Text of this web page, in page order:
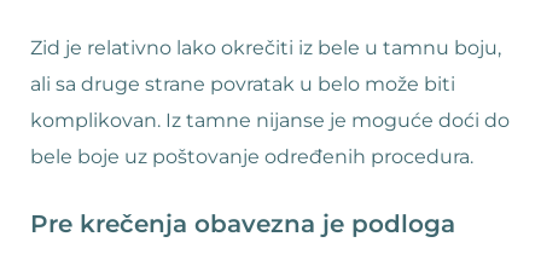
Zid je relativno lako okrečiti iz bele u tamnu boju,
ali sa druge strane povratak u belo može biti
komplikovan. Iz tamne nijanse je moguće doći do
bele boje uz poštovanje određenih procedura.
Pre krečenja obavezna je podloga